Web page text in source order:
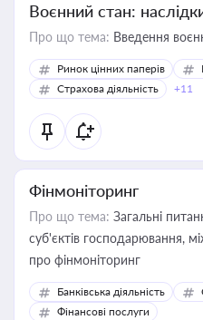
Воєнний стан:
Про що тема: Введення
Ринок цінних паперів
Страхова діяльність
+11
Фінмоніторинг
Про що тема: Загальні
суб'єктів господарювання,
про фінмоніторинг
Банківська діяльність
Фінансові послуги